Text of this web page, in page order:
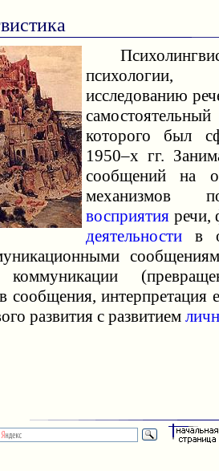
психологии,
исследованию
которого был
1950–х гг.
сообщений на
механизмов
восприятия речи,
деятельности в
коммуникации
сообщения,
развития с развитием